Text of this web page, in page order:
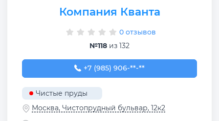
Компания Кванта
0 отзывов
№118 из 132
+7 (985) 906-13-40
+7 (985) 906-**-**
Чистые пруды
Москва, Чистопрудный бульвар, 12к2